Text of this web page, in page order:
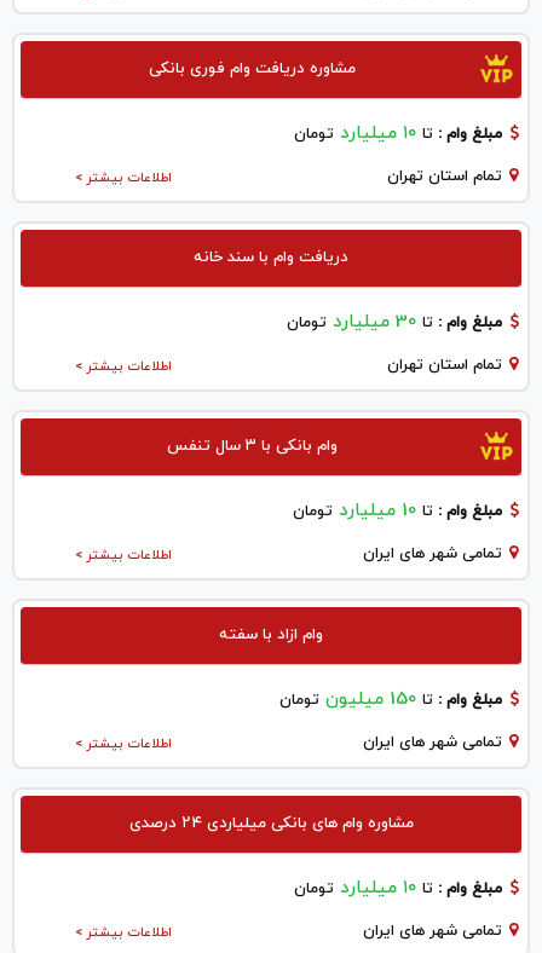
مشاوره دریافت وام فوری بانکی
مبلغ وام : تا ۱۰ میلیارد تومان
اطلاعات بیشتر > تمام استان تهران
دریافت وام با سند خانه
مبلغ وام : تا 30 میلیارد تومان
اطلاعات بیشتر > تمام استان تهران
وام بانکی با ۳ سال تنفس
مبلغ وام : تا 10 میلیارد تومان
اطلاعات بیشتر > تمامی شهر های ایران
وام ازاد با سفته
مبلغ وام : تا 150 میلیون تومان
اطلاعات بیشتر > تمامی شهر های ایران
مشاوره وام های بانکی میلیاردی ۲۴ درصدی
مبلغ وام : تا ۱۰ میلیارد تومان
اطلاعات بیشتر > تمامی شهر های ایران